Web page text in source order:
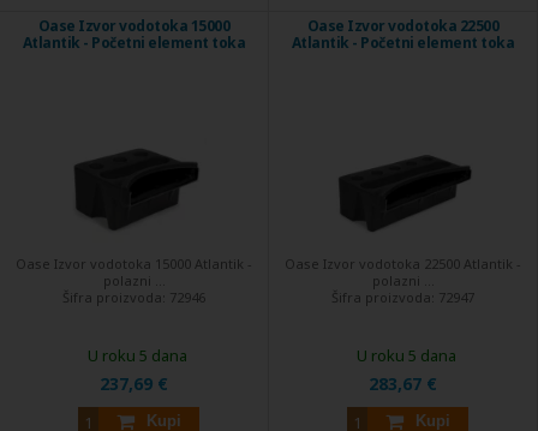
Oase Izvor vodotoka 15000
Atlantik - Početni element toka
Oase Izvor vodotoka 15000 Atlantik -
polazni ...
Šifra proizvoda: 72946
237,69 €
Kupi
U roku 5 dana
Oase Izvor vodotoka 22500
Atlantik - Početni element toka
Oase Izvor vodotoka 22500 Atlantik -
polazni ...
Šifra proizvoda: 72947
283,67 €
Kupi
U roku 5 dana